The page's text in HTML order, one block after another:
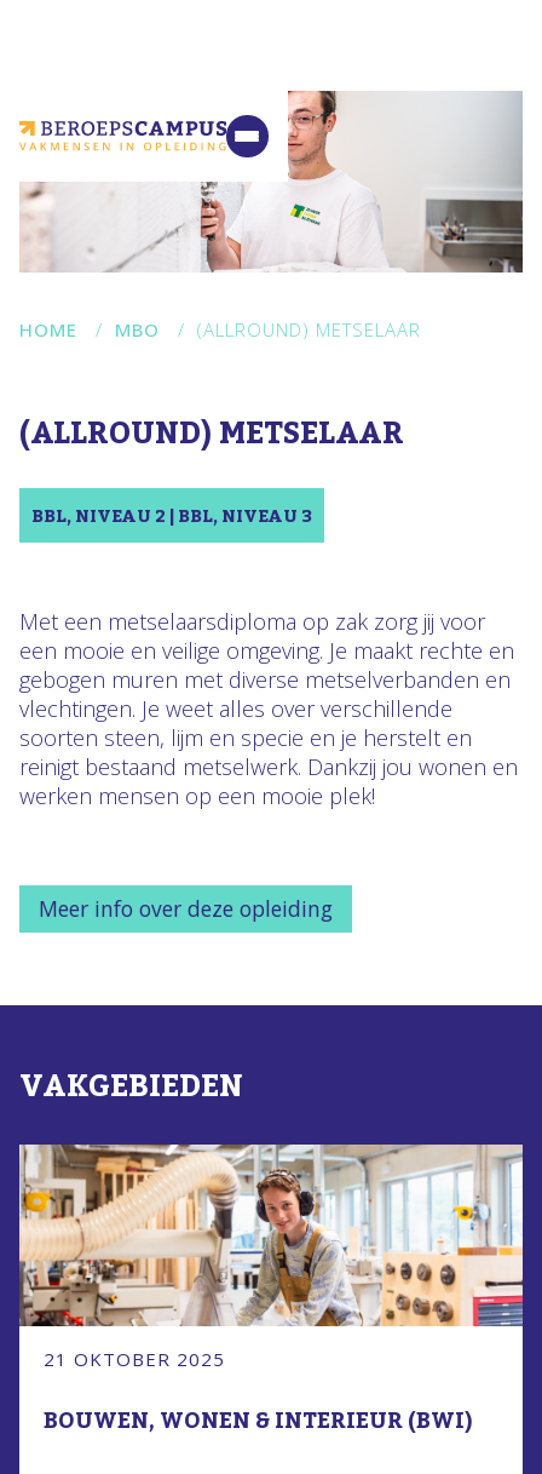
Contact
HOME / MBO / (ALLROUND) METSELAAR
(ALLROUND) METSELAAR
BBL, NIVEAU 2 | BBL, NIVEAU 3
Met een metselaarsdiploma op zak zorg jij voor
een mooie en veilige omgeving. Je maakt rechte en
gebogen muren met diverse metselverbanden en
vlechtingen. Je weet alles over verschillende
soorten steen, lijm en specie en je herstelt en
reinigt bestaand metselwerk. Dankzij jou wonen en
werken mensen op een mooie plek!
Meer info over deze opleiding
VAKGEBIEDEN
21 OKTOBER 2025
BOUWEN, WONEN & INTERIEUR (BWI)